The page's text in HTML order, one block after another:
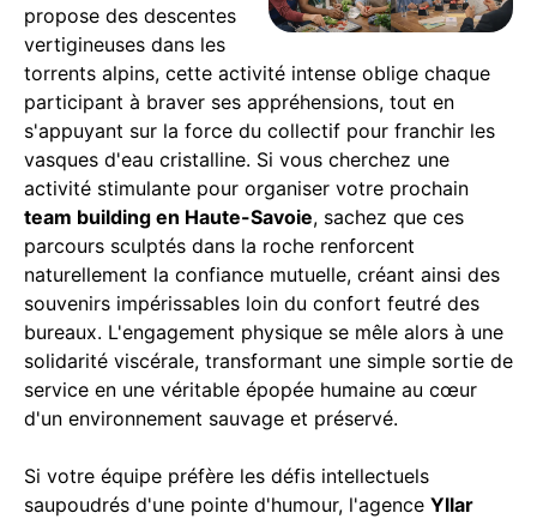
propose des descentes
vertigineuses dans les
torrents alpins, cette activité intense oblige chaque
participant à braver ses appréhensions, tout en
s'appuyant sur la force du collectif pour franchir les
vasques d'eau cristalline. Si vous cherchez une
activité stimulante pour organiser votre prochain
team building en Haute-Savoie, sachez que ces
parcours sculptés dans la roche renforcent
naturellement la confiance mutuelle, créant ainsi des
souvenirs impérissables loin du confort feutré des
bureaux. L'engagement physique se mêle alors à une
solidarité viscérale, transformant une simple sortie de
service en une véritable épopée humaine au cœur
d'un environnement sauvage et préservé.
Si votre équipe préfère les défis intellectuels
saupoudrés d'une pointe d'humour, l'agence Yllar